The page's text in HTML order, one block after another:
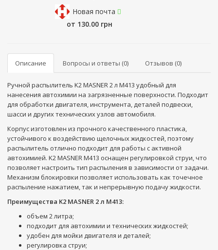
Новая почта
от 130.00 грн
Описание Вопросы и ответы (0) Отзывов (0)
Ручной распылитель K2 MASNER 2 л M413 удобный для
нанесения автохимии на загрязненные поверхности. Подходит
для обработки двигателя, инструмента, деталей подвески,
шасси и других технических узлов автомобиля.
Корпус изготовлен из прочного качественного пластика,
устойчивого к воздействию щелочных жидкостей, поэтому
распылитель отлично подходит для работы с активной
автохимией. K2 MASNER M413 оснащен регулировкой струи, что
позволяет настроить тип распыления в зависимости от задачи.
Механизм блокировки позволяет использовать как точечное
распыление нажатием, так и непрерывную подачу жидкости.
Преимущества K2 MASNER 2 л M413:
объем 2 литра;
подходит для автохимии и технических жидкостей;
удобен для мойки двигателя и деталей;
регулировка струи;